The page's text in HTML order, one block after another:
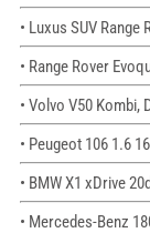
• Luxus SUV
• Range Rover
• Volvo V50 Kombi,
• Peugeot 106 1.6
• BMW X1 xDrive
• Mercedes-Benz